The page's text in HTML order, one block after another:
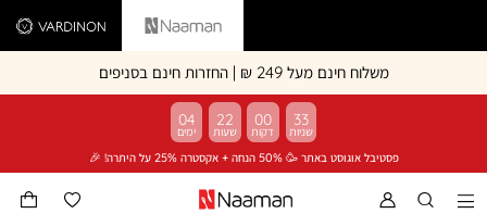
Vardinon Naaman
משלוח חינם מעל 249 ₪ | החזרות חינם בסניפים
פסטיבל אוגוסט באתר 🥳 50% הנחה + אקסטרה 25% על היתרה! 🎉
04 22 00 33